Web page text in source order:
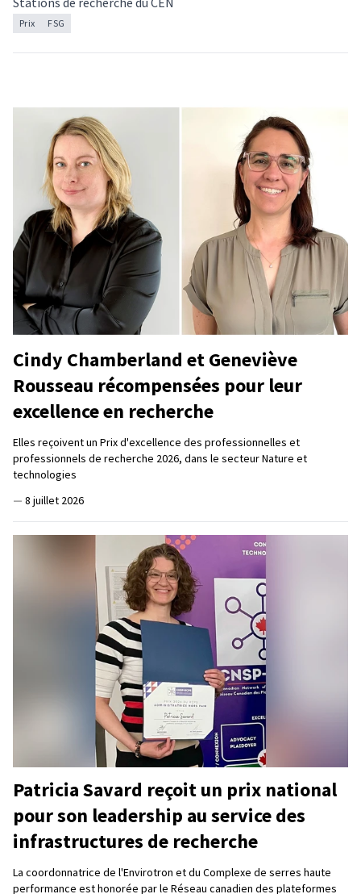
Prix FSG
Cindy Chamberland et Geneviève
Rousseau récompensées pour leur
excellence en recherche
Elles reçoivent un Prix d'excellence des professionnelles et
professionnels de recherche 2026, dans le secteur Nature et
technologies
— 8 juillet 2026
Patricia Savard reçoit un prix national
pour son leadership au service des
infrastructures de recherche
La coordonnatrice de l'Envirotron et du Complexe de serres haute
performance est honorée par le Réseau canadien des plateformes